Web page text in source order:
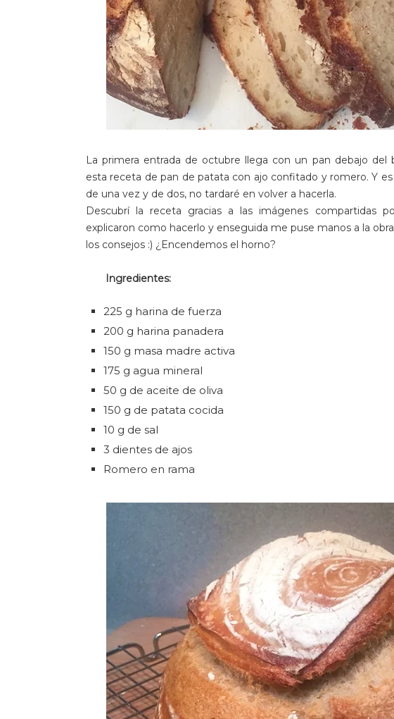
La primera entrada de octubre llega con un pan debajo del
esta receta de pan de patata con ajo confitado y romero. Y
de una vez y de dos, no tardaré en volver a hacerla.
Descubrí la receta gracias a las imágenes compartidas
explicaron como hacerlo y enseguida me puse manos a la
los consejos :) ¿Encendemos el horno?
Ingredientes:
225 g harina de fuerza
200 g harina panadera
150 g masa madre activa
175 g agua mineral
50 g de aceite de oliva
150 g de patata cocida
10 g de sal
3 dientes de ajos
Romero en rama